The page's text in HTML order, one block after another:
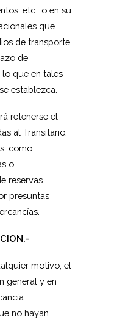
etc., o en su
que
de transporte,
de
que en tales
establezca.
retenerse el
al Transitario,
como
o
reservas
presuntas
motivo, el
general y en
no hayan